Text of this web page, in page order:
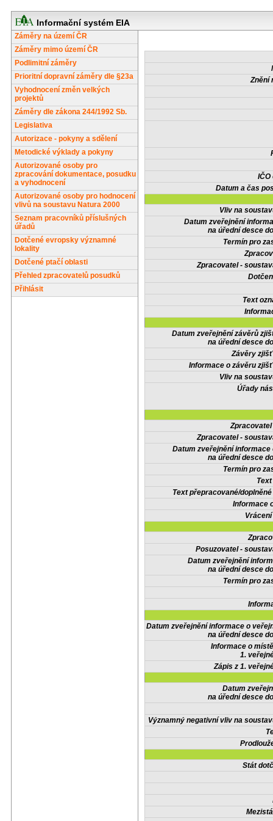
Informační systém EIA
Záměry na území ČR
Záměry mimo území ČR
Podlimitní záměry
Prioritní dopravní záměry dle §23a
Vyhodnocení změn velkých
projektů
Záměry dle zákona 244/1992 Sb.
Legislativa
Autorizace - pokyny a sdělení
Metodické výklady a pokyny
Autorizované osoby pro
zpracování dokumentace, posudku
a vyhodnocení
Autorizované osoby pro hodnocení
vlivů na soustavu Natura 2000
Seznam pracovníků příslušných
úřadů
Dotčené evropsky významné
lokality
Dotčené ptačí oblasti
Přehled zpracovatelů posudků
Přihlásit
Znění
IČO
Datum a čas
Vliv na
Datum zveřejnění
na úřední desce
Termín pro
Zpracovatel -
Text
Datum zveřejnění závěrů
na úřední desce
Závěry
Informace o závěru
Vliv na
Úřady
Zpracovatel -
Datum zveřejnění informace
na úřední desce
Termín pro
Text přepracované/
Informace
Posuzovatel -
Datum zveřejnění
na úřední desce
Termín pro
Datum zveřejnění informace o
na úřední desce
Informace o
1.
Zápis z 1.
Datum
na úřední desce
Významný negativní vliv na
Stát